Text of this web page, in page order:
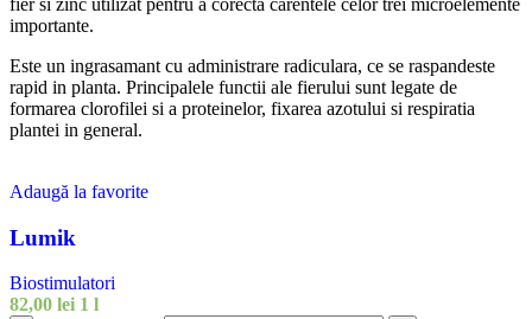
fier si zinc utilizat pentru a corecta carentele celor trei microelemente
importante.
Este un ingrasamant cu administrare radiculara, ce se raspandeste
rapid in planta. Principalele functii ale fierului sunt legate de
formarea clorofilei si a proteinelor, fixarea azotului si respiratia
plantei in general.
Adaugă la favorite
Lumik
Biostimulatori
82,00 lei 1 l